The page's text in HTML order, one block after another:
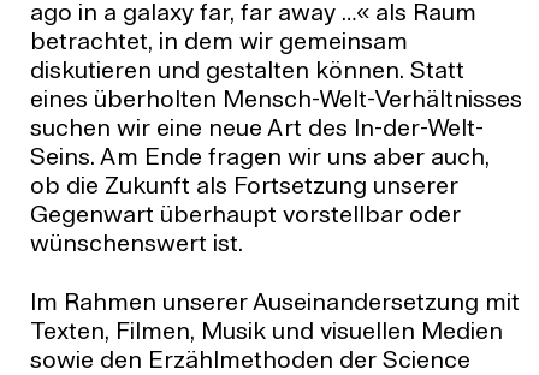
ago in a galaxy far, far away …« als Raum
betrachtet, in dem wir gemeinsam
diskutieren und gestalten können. Statt
eines überholten Mensch-Welt-Verhältnisses
suchen wir eine neue Art des In-der-Welt-
Seins. Am Ende fragen wir uns aber auch,
ob die Zukunft als Fortsetzung unserer
Gegenwart überhaupt vorstellbar oder
wünschenswert ist.
Im Rahmen unserer Auseinandersetzung mit
Texten, Filmen, Musik und visuellen Medien
sowie den Erzählmethoden der Science